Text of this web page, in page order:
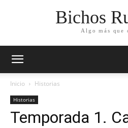
Bichos
Algo más que
Inicio Historias
Historias
Temporada 1.